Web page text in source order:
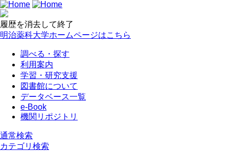
履歴を消去して終了
明治薬科大学ホームページはこちら
調べる・探す
利用案内
学習・研究支援
図書館について
データベース一覧
e-Book
機関リポジトリ
通常検索
カテゴリ検索